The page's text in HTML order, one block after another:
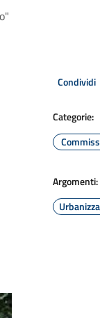
Condividi
Categorie:
Argomenti: